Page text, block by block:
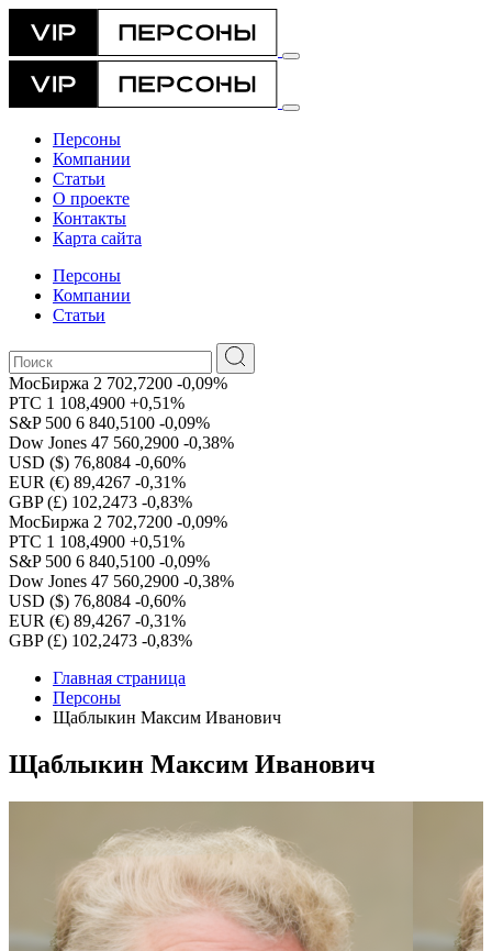
Персоны
Компании
Статьи
О проекте
Контакты
Карта сайта
Персоны
Компании
Статьи
МосБиржа 2 702,7200 -0,09%
РТС 1 108,4900 +0,51%
S&P 500 6 840,5100 -0,09%
Dow Jones 47 560,2900 -0,38%
USD ($) 76,8084 -0,60%
EUR (€) 89,4267 -0,31%
GBP (£) 102,2473 -0,83%
МосБиржа 2 702,7200 -0,09%
РТС 1 108,4900 +0,51%
S&P 500 6 840,5100 -0,09%
Dow Jones 47 560,2900 -0,38%
USD ($) 76,8084 -0,60%
EUR (€) 89,4267 -0,31%
GBP (£) 102,2473 -0,83%
Главная страница
Персоны
Щаблыкин Максим Иванович
Щаблыкин Максим Иванович